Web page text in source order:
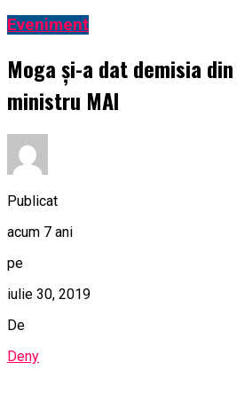
Eveniment
Moga şi-a dat demisia
ministru MAI
Publicat
acum 7 ani
pe
iulie 30, 2019
De
Deny